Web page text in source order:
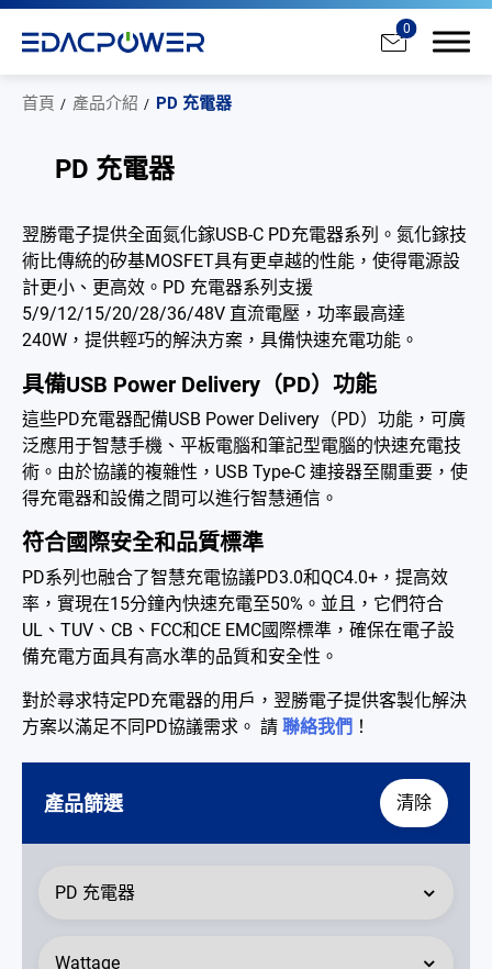
0
首頁 產品介紹 PD 充電器
PD 充電器
翌勝電子提供全面氮化鎵USB-C PD充電器系列。氮化鎵技
術比傳統的矽基MOSFET具有更卓越的性能，使得電源設
計更小、更高效。PD 充電器系列支援
5/9/12/15/20/28/36/48V 直流電壓，功率最高達
240W，提供輕巧的解決方案，具備快速充電功能。
具備USB Power Delivery（PD）功能
這些PD充電器配備USB Power Delivery（PD）功能，可廣
泛應用于智慧手機、平板電腦和筆記型電腦的快速充電技
術。由於協議的複雜性，USB Type-C 連接器至關重要，使
得充電器和設備之間可以進行智慧通信。
符合國際安全和品質標準
PD系列也融合了智慧充電協議PD3.0和QC4.0+，提高效
率，實現在15分鐘內快速充電至50%。並且，它們符合
UL、TUV、CB、FCC和CE EMC國際標準，確保在電子設
備充電方面具有高水準的品質和安全性。
對於尋求特定PD充電器的用戶，翌勝電子提供客製化解決
方案以滿足不同PD協議需求。 請 聯絡我們 ！
產品篩選 清除
產品介紹
全部
AC/DC 電源適配器
AC/DC 醫療電源供應器
PD 充電器
DC/DC 電源適配器
電池適配充電器
內置機殼型電源適配器
LED 電源供應器
CRPS 電源供應器
為何選擇翌勝
公司簡介
型錄